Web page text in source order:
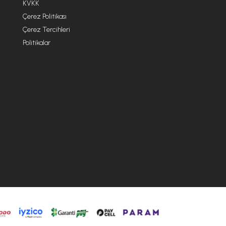
KVKK
Çerez Politikası
Çerez Tercihleri
Politikalar